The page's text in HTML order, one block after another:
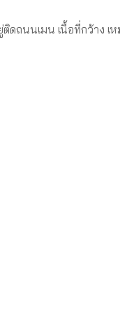
ถนนเมน เนื้อที่กว้าง เห